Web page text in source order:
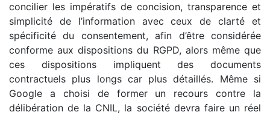
concilier les impératifs de concision, transparence et
simplicité de l’information avec ceux de clarté et
spécificité du consentement, afin d’être considérée
conforme aux dispositions du RGPD, alors même que
ces dispositions impliquent des documents
contractuels plus longs car plus détaillés. Même si
Google a choisi de former un recours contre la
délibération de la CNIL, la société devra faire un réel